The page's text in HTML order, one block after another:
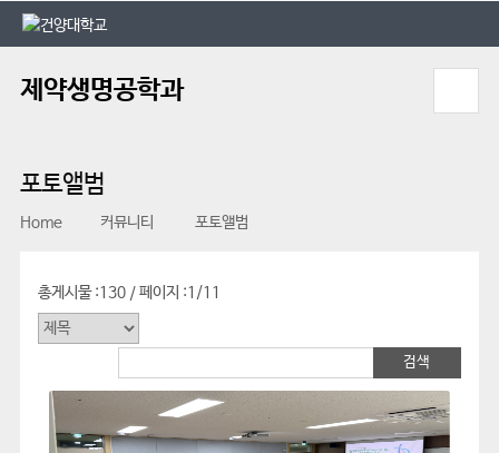
본문 바로가기
대메뉴 바로가기
제약생명공학과
포토앨범
Home 커뮤니티 포토앨범
총게시물 :130 /페이지 :1/11